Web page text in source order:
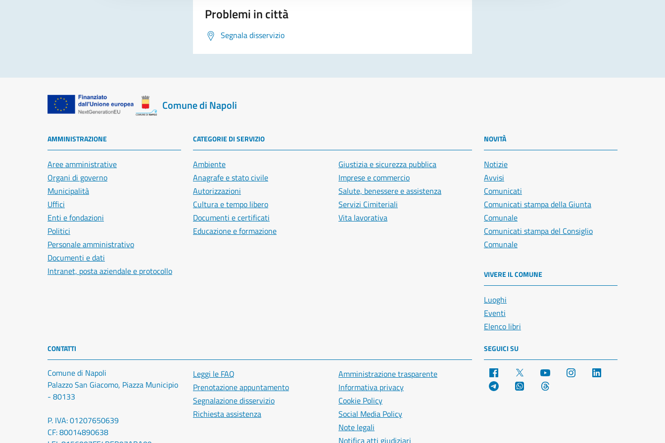
Problemi in città
Segnala disservizio
Comune di Napoli
AMMINISTRAZIONE
Aree amministrative
Organi di governo
Municipalità
Uffici
Enti e fondazioni
Politici
Personale amministrativo
Documenti e dati
Intranet, posta aziendale e protocollo
CATEGORIE DI SERVIZIO
Ambiente
Anagrafe e stato civile
Autorizzazioni
Cultura e tempo libero
Documenti e certificati
Educazione e formazione
Giustizia e sicurezza pubblica
Imprese e commercio
Salute, benessere e assistenza
Servizi Cimiteriali
Vita lavorativa
NOVITÀ
Notizie
Avvisi
Comunicati
Comunicati stampa della Giunta
Comunale
Comunicati stampa del Consiglio
Comunale
VIVERE IL COMUNE
Luoghi
Eventi
Elenco libri
CONTATTI
Comune di Napoli
Palazzo San Giacomo, Piazza Municipio
- 80133
P. IVA: 01207650639
CF: 80014890638
Leggi le FAQ
Prenotazione appuntamento
Segnalazione disservizio
Richiesta assistenza
Amministrazione trasparente
Informativa privacy
Cookie Policy
Social Media Policy
Note legali
SEGUICI SU
Facebook YouTube Instagram
Telegram WhatsApp